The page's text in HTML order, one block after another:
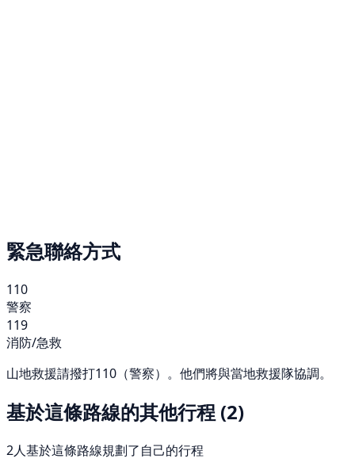
緊急聯絡方式
110
警察
119
消防/急救
山地救援請撥打110（警察）。他們將與當地救援隊協調。
基於這條路線的其他行程 (2)
2人基於這條路線規劃了自己的行程